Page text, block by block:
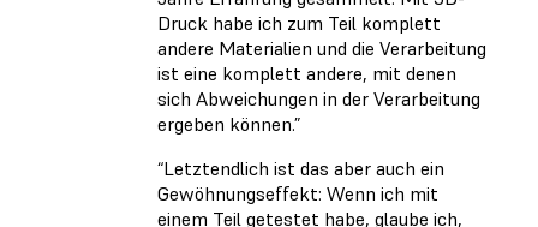
Druck habe ich zum Teil komplett
andere Materialien und die Verarbeitung
ist eine komplett andere, mit denen
sich Abweichungen in der Verarbeitung
ergeben können.”
“Letztendlich ist das aber auch ein
Gewöhnungseffekt: Wenn ich mit
einem Teil getestet habe, glaube ich,